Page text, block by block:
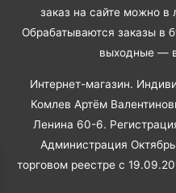
заказ на сайте можно
Обрабатываются заказы в
выходные —
Интернет-магазин.
Комлев Артём
Ленина 60-6.
Администрация
торговом реестре с